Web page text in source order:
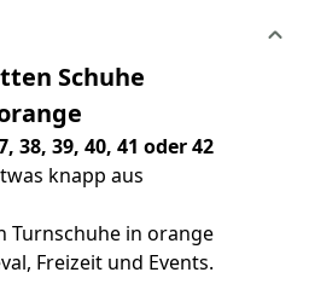
Schuhe
38, 39, 40, 41 oder 42
knapp aus
Turnschuhe in orange
Freizeit und Events.